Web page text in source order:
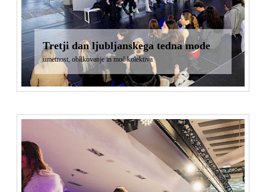
Tretji dan ljubljanskega tedna mode
umetnost, oblikovanje in moč kolektiva